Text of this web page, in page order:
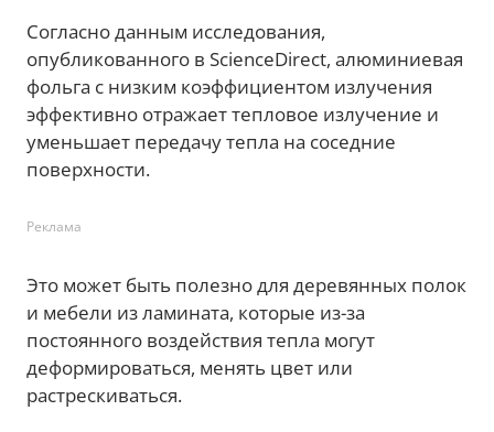
Согласно данным исследования,
опубликованного в ScienceDirect, алюминиевая
фольга с низким коэффициентом излучения
эффективно отражает тепловое излучение и
уменьшает передачу тепла на соседние
поверхности.
Реклама
Это может быть полезно для деревянных полок
и мебели из ламината, которые из-за
постоянного воздействия тепла могут
деформироваться, менять цвет или
растрескиваться.